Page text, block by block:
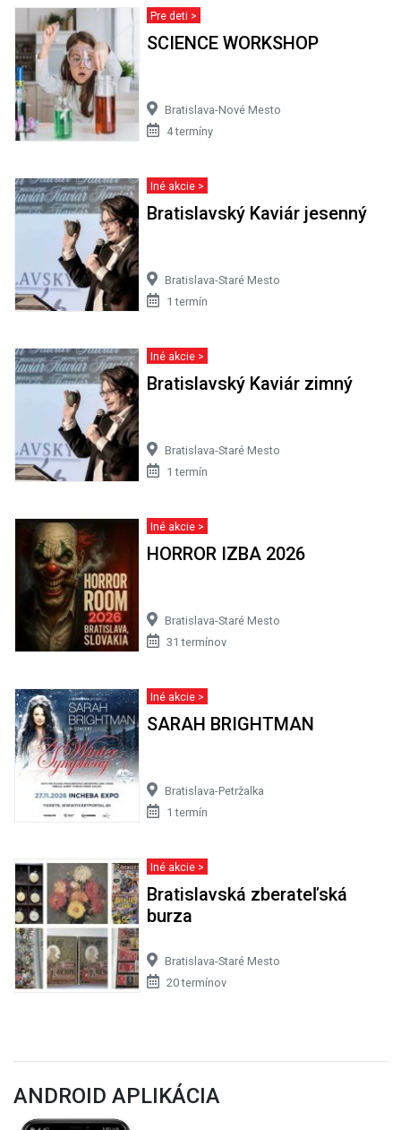
Pre deti >
SCIENCE WORKSHOP
Bratislava-Nové Mesto
4 termíny
Iné akcie >
Bratislavský Kaviár jesenný
Bratislava-Staré Mesto
1 termín
Iné akcie >
Bratislavský Kaviár zimný
Bratislava-Staré Mesto
1 termín
Iné akcie >
HORROR IZBA 2026
Bratislava-Staré Mesto
31 termínov
Iné akcie >
SARAH BRIGHTMAN
Bratislava-Petržalka
1 termín
Iné akcie >
Bratislavská zberateľská
burza
Bratislava-Staré Mesto
20 termínov
ANDROID APLIKÁCIA